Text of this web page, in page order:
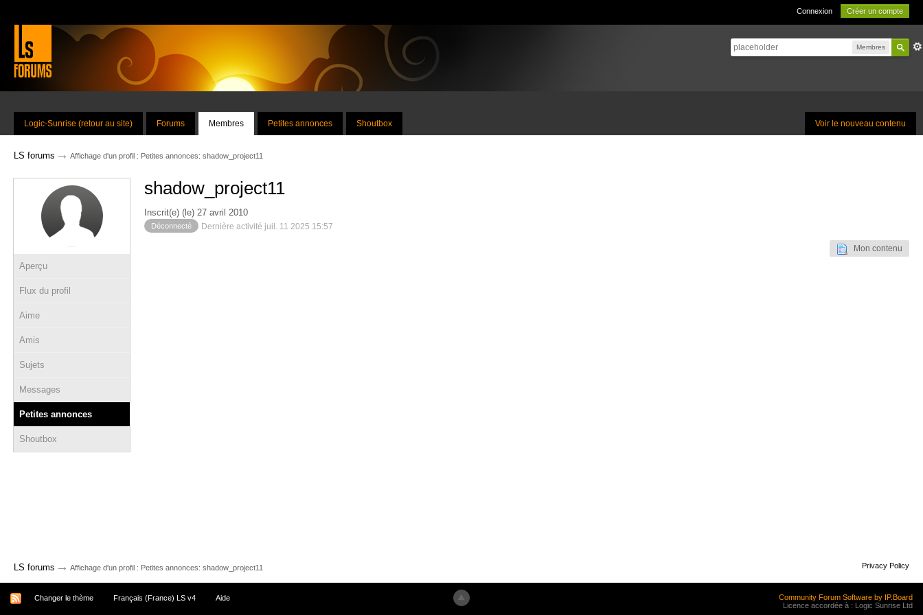
Connexion Créer un compte
Membres
Voir le nouveau contenu
Logic-Sunrise (retour au site) Forums Membres Petites annonces Shoutbox
LS forums → Affichage d'un profil : Petites annonces: shadow_project11
Aperçu
Flux du profil
Aime
Amis
Sujets
Messages
Petites annonces
Shoutbox
shadow_project11
Inscrit(e) (le) 27 avril 2010
Déconnecté Dernière activité juil. 11 2025 15:57
Mon contenu
LS forums → Affichage d'un profil : Petites annonces: shadow_project11 Privacy Policy
Changer le thème Français (France) LS v4 Aide
Community Forum Software by IP.Board
Licence accordée à : Logic Sunrise Ltd